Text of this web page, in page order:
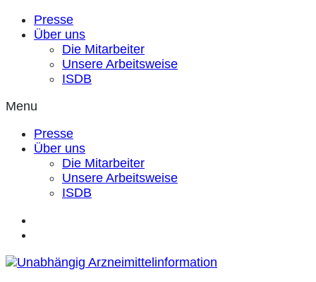
Presse
Über uns
Die Mitarbeiter
Unsere Arbeitsweise
ISDB
Menu
Presse
Über uns
Die Mitarbeiter
Unsere Arbeitsweise
ISDB